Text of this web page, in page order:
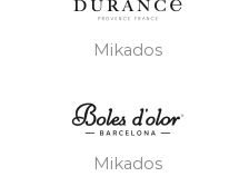
Mikados
Mikados